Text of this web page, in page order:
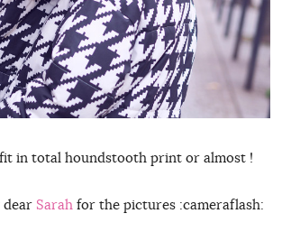
in total houndstooth print or almost !
dear Sarah for the pictures :cameraflash: